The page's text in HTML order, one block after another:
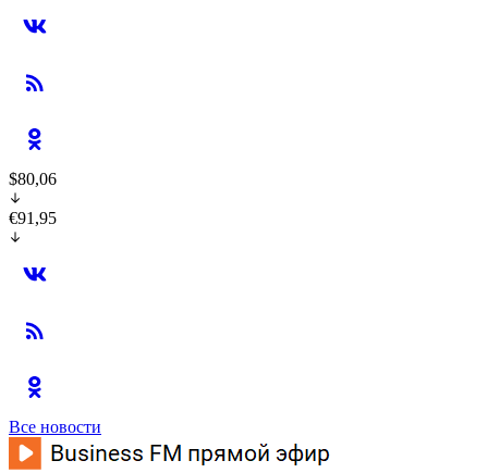
$80,06
€91,95
Все новости